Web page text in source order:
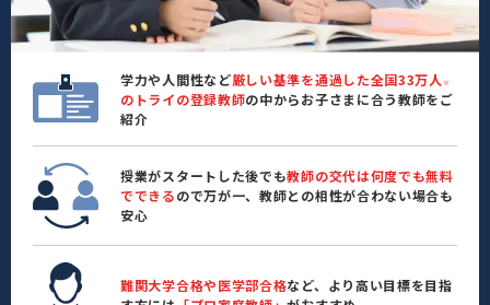
学力や人間性など厳しい基準を通過した全国33万人 ※
のトライの登録教師の中からお子さまに合う教師をご
紹介
授業がスタートした後でも教師の交代は何度でも無料
でできるので万が一、教師との相性が合わない場合も
安心
難関大学合格や医学部合格など、より高い目標を目指